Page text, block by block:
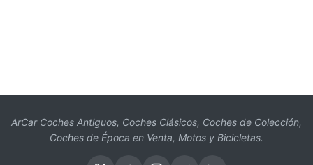
ArCar Coches Antiguos, Coches Clásicos, Coches de Colección,
Coches de Época en Venta, Motos y Bicicletas.